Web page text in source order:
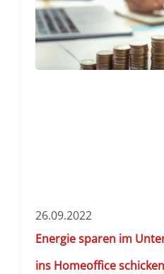
26.09.2022
Energie sparen im
ins Homeoffice